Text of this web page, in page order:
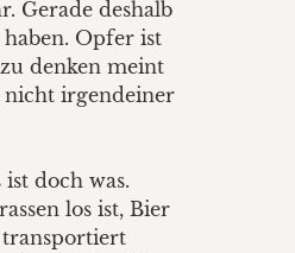
Gerade deshalb
Opfer ist
denken meint
nicht irgendeiner
doch was.
los ist, Bier